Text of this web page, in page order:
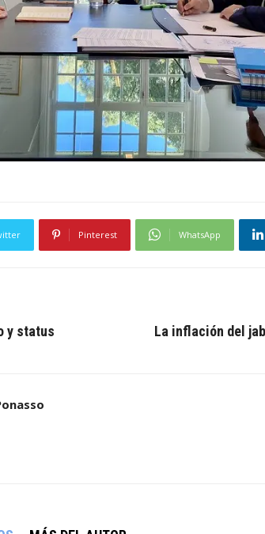
Pinterest WhatsApp
y status La inflación del